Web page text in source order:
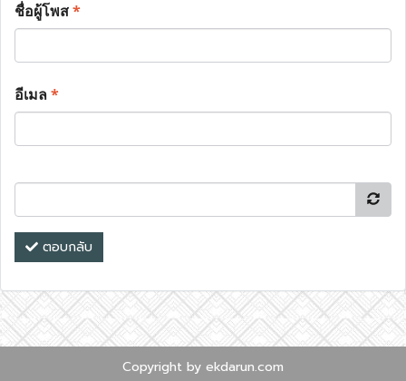
ชื่อผู้โพส*
อีเมล*
ตอบกลับ
Copyright by ekdarun.com